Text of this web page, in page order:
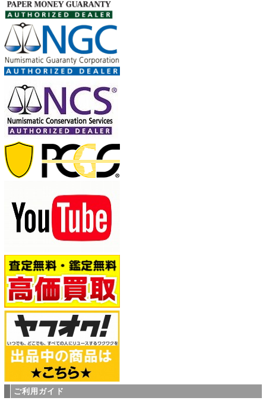
ご利用ガイド